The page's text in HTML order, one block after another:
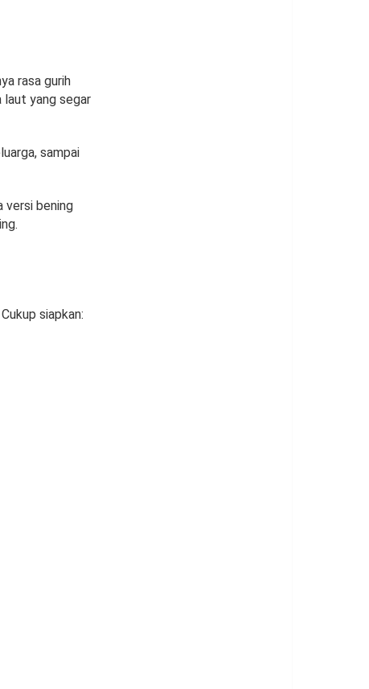
rasa gurih
laut yang segar
sampai
versi bening
siapkan: